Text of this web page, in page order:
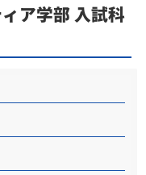
ア学部 入試科